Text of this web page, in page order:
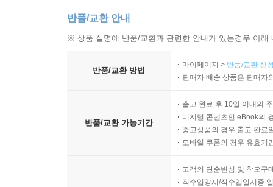
반품/교환 안내
※ 상품 설명에 반품/교환과 관련한 안내가 있는경우 아
반품/교환 방법
마이페이지 > 반품/교환 신
판매자 배송 상품은 판매자
반품/교환 가능기간
출고 완료 후 10일 이내의
디지털 콘텐츠인 eBook의
중고상품의 경우 출고 완료
모바일 쿠폰의 경우 유효기
고객의 단순변심 및 착오구
직수입양서/직수입일서중